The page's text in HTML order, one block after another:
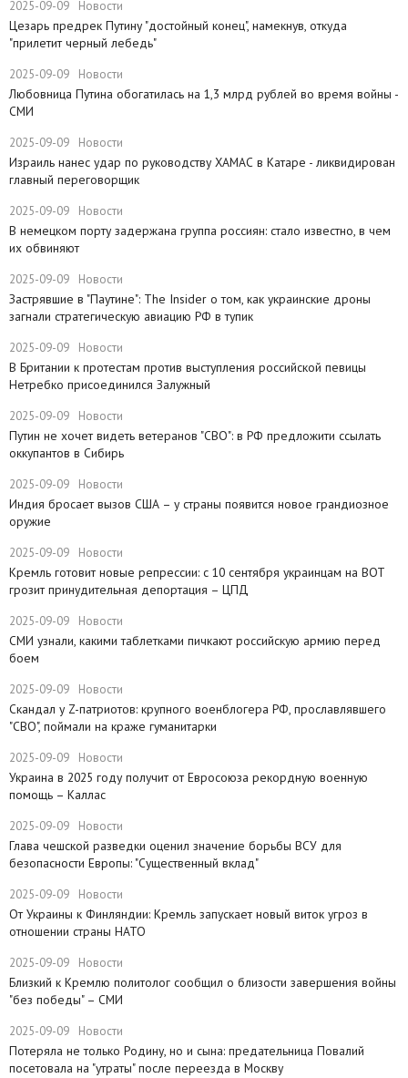
2025-09-09 Новости
Цезарь предрек Путину "достойный конец", намекнув, откуда
"прилетит черный лебедь"
2025-09-09 Новости
Любовница Путина обогатилась на 1,3 млрд рублей во время войны -
СМИ
2025-09-09 Новости
​Израиль нанес удар по руководству ХАМАС в Катаре - ликвидирован
главный переговорщик
2025-09-09 Новости
В немецком порту задержана группа россиян: стало известно, в чем
их обвиняют
2025-09-09 Новости
​Застрявшие в "Паутине": The Insider о том, как украинские дроны
загнали стратегическую авиацию РФ в тупик
2025-09-09 Новости
В Британии к протестам против выступления российской певицы
Нетребко присоединился Залужный
2025-09-09 Новости
​Путин не хочет видеть ветеранов "СВО": в РФ предложити ссылать
оккупантов в Сибирь
2025-09-09 Новости
Индия бросает вызов США – у страны появится новое грандиозное
оружие
2025-09-09 Новости
Кремль готовит новые репрессии: с 10 сентября украинцам на ВОТ
грозит принудительная депортация – ЦПД
2025-09-09 Новости
СМИ узнали, какими таблетками пичкают российскую армию перед
боем
2025-09-09 Новости
​Скандал у Z-патриотов: крупного военблогера РФ, прославлявшего
"СВО", поймали на краже гуманитарки
2025-09-09 Новости
Украина в 2025 году получит от Евросоюза рекордную военную
помощь – Каллас
2025-09-09 Новости
Глава чешской разведки оценил значение борьбы ВСУ для
безопасности Европы: "Существенный вклад"
2025-09-09 Новости
​От Украины к Финляндии: Кремль запускает новый виток угроз в
отношении страны НАТО
2025-09-09 Новости
Близкий к Кремлю политолог сообщил о близости завершения войны
"без победы" – СМИ
2025-09-09 Новости
Потеряла не только Родину, но и сына: предательница Повалий
посетовала на "утраты" после переезда в Москву